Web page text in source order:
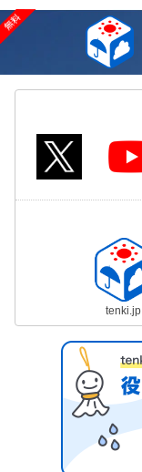
tenki.jp